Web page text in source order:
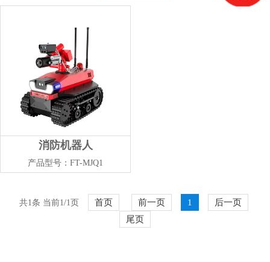
消防机器人
产品型号：FT-MJQ1
共1条 当前1/1页 首页 前一页 1
后一页
尾页